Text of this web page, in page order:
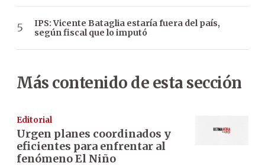
IPS: Vicente Bataglia estaría fuera del país,
según fiscal que lo imputó
Más contenido de esta sección
Editorial
Urgen planes coordinados y
eficientes para enfrentar al
fenómeno El Niño